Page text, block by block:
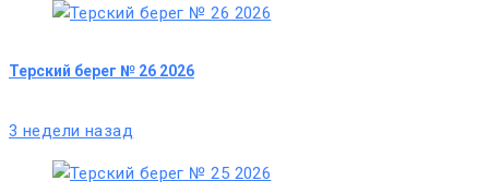
Терский берег № 26 2026
3 недели назад